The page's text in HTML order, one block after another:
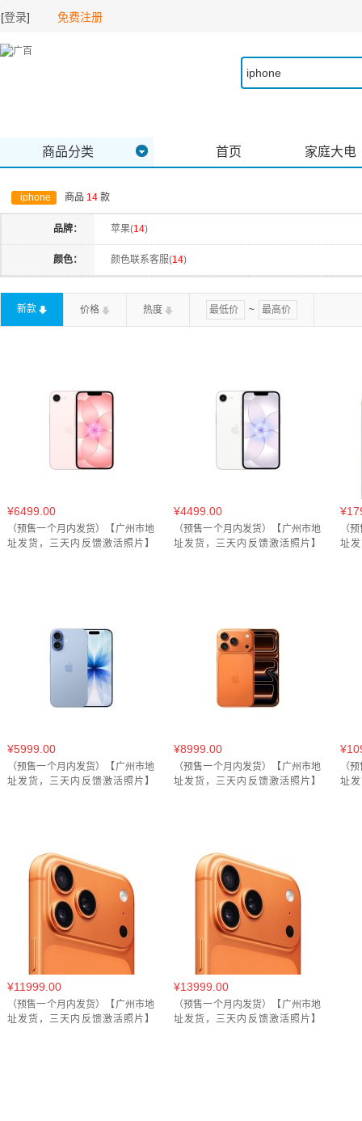
[登录] 免费注册
商品分类 首页 家庭大电
iphone 商品 14 款
品牌： 苹果(14)
颜色： 颜色联系客服(14)
新款 价格 热度 ~
¥6499.00
（预售一个月内发货）【广州市地
址发货，三天内反馈激活照片】
¥4499.00
（预售一个月内发货）【广州市地
址发货，三天内反馈激活照片】
（
址
¥5999.00
（预售一个月内发货）【广州市地
址发货，三天内反馈激活照片】
¥8999.00
（预售一个月内发货）【广州市地
址发货，三天内反馈激活照片】
（
址
¥11999.00
（预售一个月内发货）【广州市地
址发货，三天内反馈激活照片】
¥13999.00
（预售一个月内发货）【广州市地
址发货，三天内反馈激活照片】